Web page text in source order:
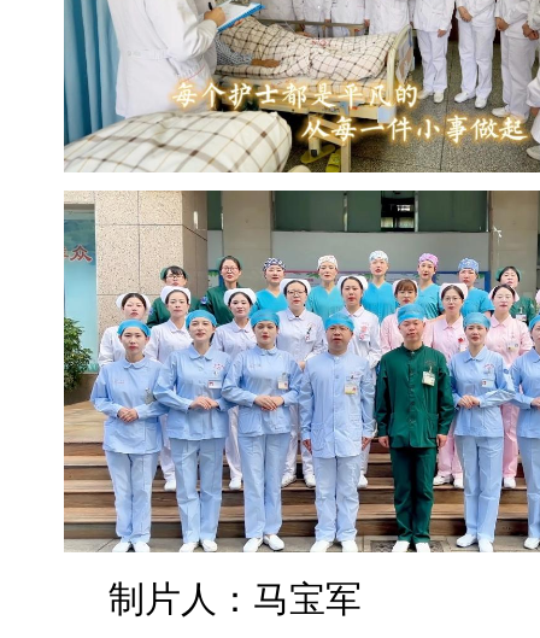
制片人：马宝军